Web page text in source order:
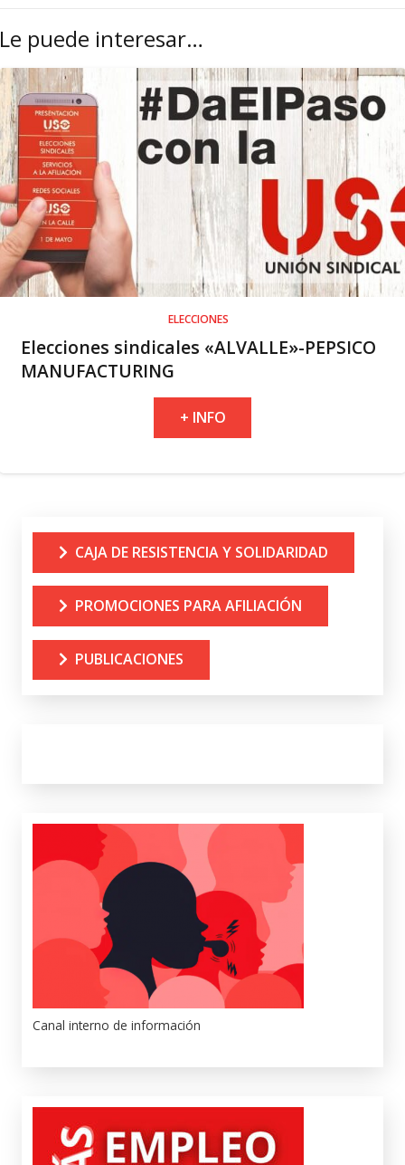
Le puede interesar…
ELECCIONES
Elecciones sindicales «ALVALLE»-PEPSICO
MANUFACTURING
+ INFO
CAJA DE RESISTENCIA Y SOLIDARIDAD
PROMOCIONES PARA AFILIACIÓN
PUBLICACIONES
Canal interno de información